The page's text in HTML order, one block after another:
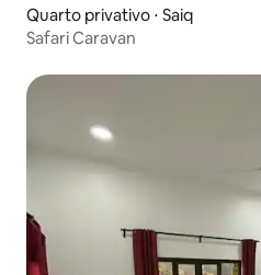
Quarto privativo ⋅ Saiq
Safari Caravan